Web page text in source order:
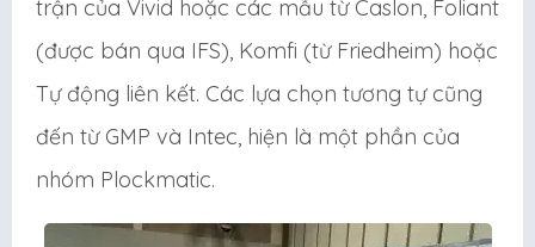
trận của Vivid hoặc các mẫu từ Caslon, Foliant
(được bán qua IFS), Komfi (từ Friedheim) hoặc
Tự động liên kết. Các lựa chọn tương tự cũng
đến từ GMP và Intec, hiện là một phần của
nhóm Plockmatic.